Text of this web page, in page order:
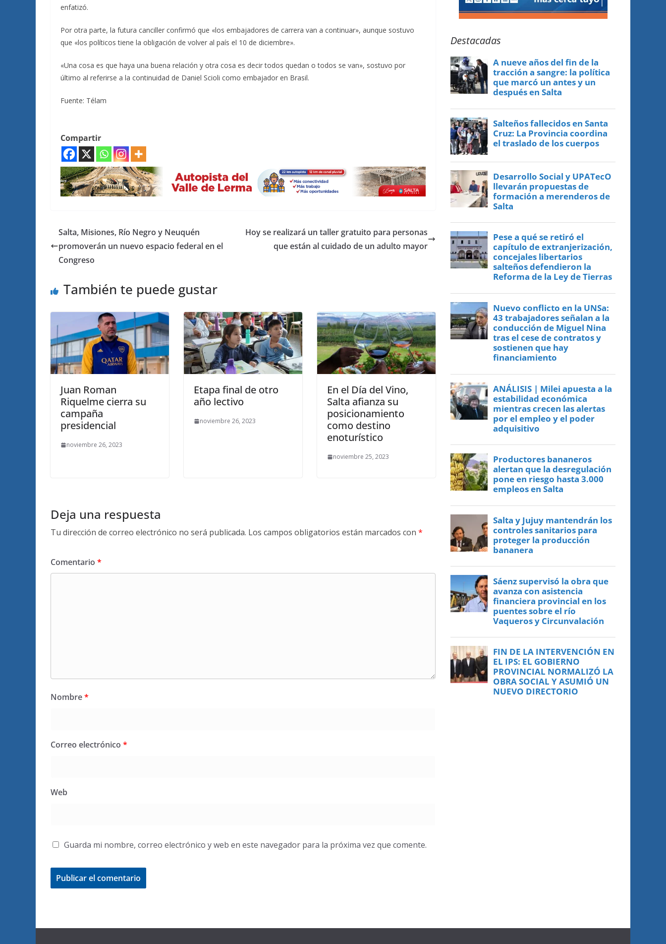
enfatizó.
Por otra parte, la futura canciller confirmó que «los embajadores de carrera van a continuar», aunque sostuvo
que «los políticos tiene la obligación de volver al país el 10 de diciembre».
«Una cosa es que haya una buena relación y otra cosa es decir todos quedan o todos se van», sostuvo por
último al referirse a la continuidad de Daniel Scioli como embajador en Brasil.
Fuente: Télam
Compartir
Salta, Misiones, Río Negro y Neuquén
promoverán un nuevo espacio federal en el
Congreso
Hoy se realizará un taller gratuito para personas
que están al cuidado de un adulto mayor
También te puede gustar
Juan Roman
Riquelme cierra su
campaña
presidencial
noviembre 26, 2023
Etapa final de otro
año lectivo
noviembre 26, 2023
En el Día del Vino,
Salta afianza su
posicionamiento
como destino
enoturístico
noviembre 25, 2023
Deja una respuesta
Tu dirección de correo electrónico no será publicada. Los campos obligatorios están marcados con *
Comentario *
Nombre*
Correo electrónico *
Web
Guarda mi nombre, correo electrónico y web en este navegador para la próxima vez que comente.
Destacadas